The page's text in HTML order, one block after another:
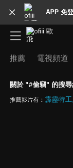
APP 免
推薦 電視頻道
關於 "#偷竊" 的搜尋
推薦影片有： 霹靂特工